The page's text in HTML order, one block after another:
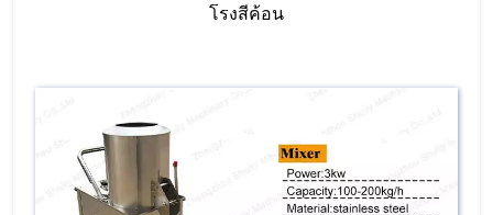
โรงสีค้อน